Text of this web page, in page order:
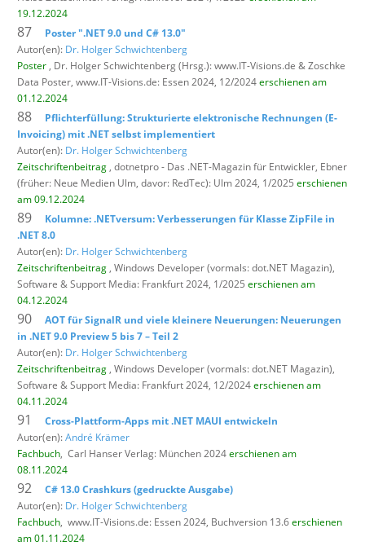
19.12.2024
87
Poster ".NET 9.0 und C# 13.0"
Autor(en): Dr. Holger Schwichtenberg
Poster , Dr. Holger Schwichtenberg (Hrsg.): www.IT-Visions.de & Zoschke
Data Poster, www.IT-Visions.de: Essen 2024, 12/2024erschienen am
01.12.2024
88
Pflichterfüllung: Strukturierte elektronische Rechnungen (E-
Invoicing) mit .NET selbst implementiert
Autor(en): Dr. Holger Schwichtenberg
Zeitschriftenbeitrag , dotnetpro - Das .NET-Magazin für Entwickler, Ebner
(früher: Neue Medien Ulm, davor: RedTec): Ulm 2024, 1/2025 erschienen
am 09.12.2024
89
Kolumne: .NETversum: Verbesserungen für Klasse ZipFile in
.NET 8.0
Autor(en): Dr. Holger Schwichtenberg
Zeitschriftenbeitrag , Windows Developer (vormals: dot.NET Magazin),
Software & Support Media: Frankfurt 2024, 1/2025 erschienen am
04.12.2024
90
AOT für SignalR und viele kleinere Neuerungen: Neuerungen
in .NET 9.0 Preview 5 bis 7 – Teil 2
Autor(en): Dr. Holger Schwichtenberg
Zeitschriftenbeitrag , Windows Developer (vormals: dot.NET Magazin),
Software & Support Media: Frankfurt 2024, 12/2024erschienen am
04.11.2024
91
Cross-Plattform-Apps mit .NET MAUI entwickeln
Autor(en):André Krämer
Fachbuch, Carl Hanser Verlag: München 2024erschienen am
08.11.2024
92
C# 13.0 Crashkurs (gedruckte Ausgabe)
Autor(en): Dr. Holger Schwichtenberg
Fachbuch, www.IT-Visions.de: Essen 2024, Buchversion 13.6erschienen
am 01.11.2024